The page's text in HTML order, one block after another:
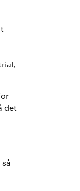
det
så